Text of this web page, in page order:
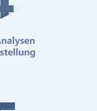
Beratung